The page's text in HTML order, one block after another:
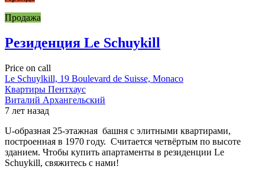
Продажа
Резиденция Le Schuykill
Price on call
Le Schuylkill, 19 Boulevard de Suisse, Monaco
Квартиры Пентхаус
Виталий Архангельский
7 лет назад
U-образная 25-этажная башня с элитными квартирами,
построенная в 1970 году. Считается четвёртым по высоте
зданием. Чтобы купить апартаменты в резиденции Le
Schuykill, свяжитесь с нами!